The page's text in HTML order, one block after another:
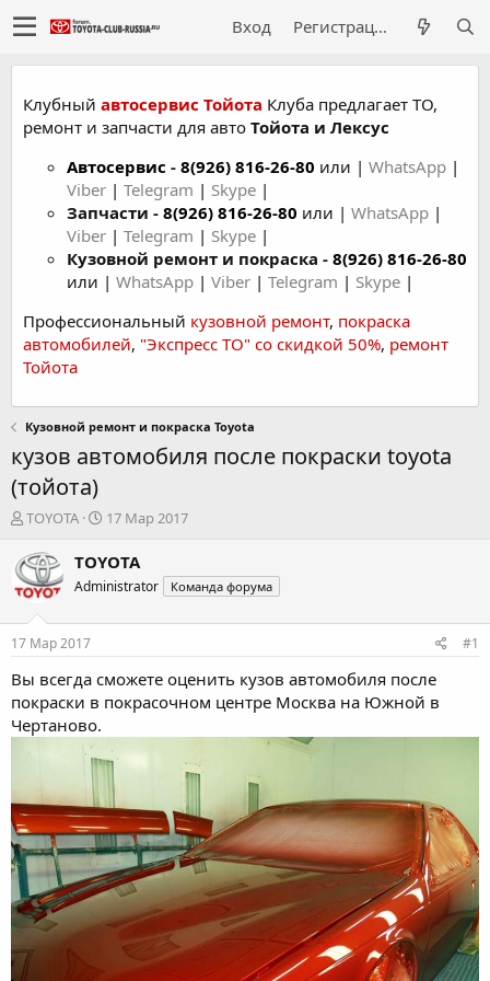
Вход Регистрация
Клубный автосервис Тойота Клуба предлагает ТО,
ремонт и запчасти для авто Тойота и Лексус
Автосервис - 8(926) 816-26-80 или | WhatsApp |
Viber | Telegram | Skype |
Запчасти - 8(926) 816-26-80 или | WhatsApp |
Viber | Telegram | Skype |
Кузовной ремонт и покраска - 8(926) 816-26-80
или | WhatsApp | Viber | Telegram | Skype |
Профессиональный кузовной ремонт, покраска
автомобилей, "Экспресс ТО" со скидкой 50%, ремонт
Тойота
Кузовной ремонт и покраска Toyota
кузов автомобиля после покраски toyota
(тойота)
А
т
о
р
е
м
ы
TOYOTA
Д
т
н
л
17 Мар 2017
TOYOTA
Administrator Команда форума
17 Мар 2017 #1
Вы всегда сможете оценить кузов автомобиля после
покраски в покрасочном центре Москва на Южной в
Чертаново.